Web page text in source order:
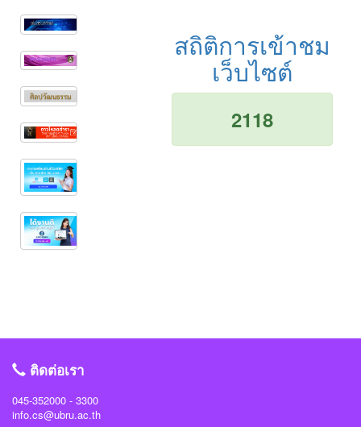
สถิติการเข้าชม
เว็บไซต์
2118
ติดต่อเรา
045-352000 - 3300
info.cs@ubru.ac.th